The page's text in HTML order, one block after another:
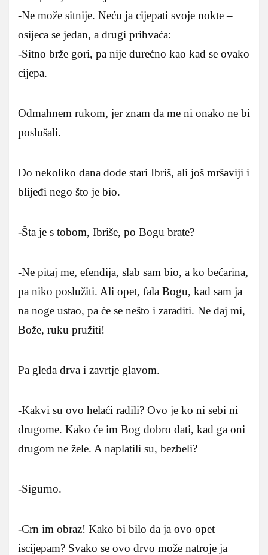
-Ne može sitnije. Neću ja cijepati svoje nokte –
osijeca se jedan, a drugi prihvaća:
-Sitno brže gori, pa nije durećno kao kad se ovako
cijepa.
Odmahnem rukom, jer znam da me ni onako ne bi
poslušali.
Do nekoliko dana dođe stari Ibriš, ali još mršaviji i
blijeđi nego što je bio.
-Šta je s tobom, Ibriše, po Bogu brate?
-Ne pitaj me, efendija, slab sam bio, a ko bećarina,
pa niko poslužiti. Ali opet, fala Bogu, kad sam ja
na noge ustao, pa će se nešto i zaraditi. Ne daj mi,
Bože, ruku pružiti!
Pa gleda drva i zavrtje glavom.
-Kakvi su ovo helaći radili? Ovo je ko ni sebi ni
drugome. Kako će im Bog dobro dati, kad ga oni
drugom ne žele. A naplatili su, bezbeli?
-Sigurno.
-Crn im obraz! Kako bi bilo da ja ovo opet
iscijepam? Svako se ovo drvo može natroje ja